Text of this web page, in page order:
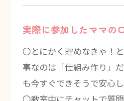
実際に参加したママの
〇とにかく貯めなきゃ！
事なのは「仕組み作り」
も今すぐできそうで安心